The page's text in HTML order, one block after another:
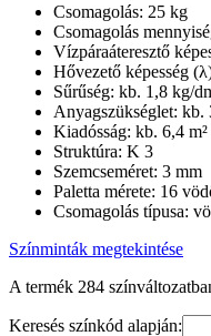
Csomagolás: 25 kg
Csomagolás
Vízpáraáteresztő
Hővezető képesség
Sűrűség: kb. 1,8 kg/
Anyagszükséglet: kb.
Kiadósság: kb. 6,4 m²
Struktúra: K 3
Szemcseméret: 3 mm
Paletta mérete: 16
Csomagolás típusa:
Színminták megtekintése
A termék 284
Keresés színkód alapján: